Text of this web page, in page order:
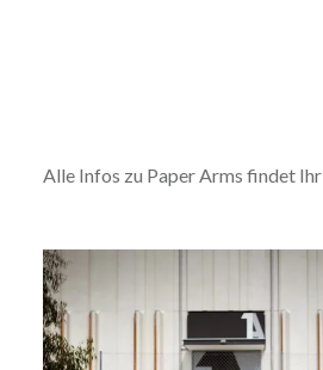
Alle Infos zu Paper Arms findet Ihr